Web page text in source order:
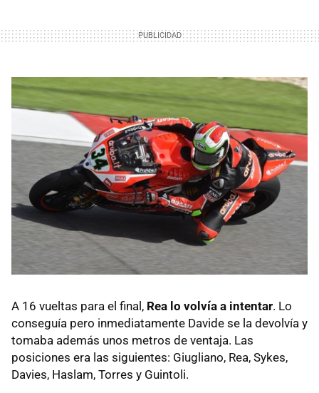
A 16 vueltas para el final, Rea lo volvía a intentar. Lo
conseguía pero inmediatamente Davide se la devolvía y
tomaba además unos metros de ventaja. Las
posiciones era las siguientes: Giugliano, Rea, Sykes,
Davies, Haslam, Torres y Guintoli.